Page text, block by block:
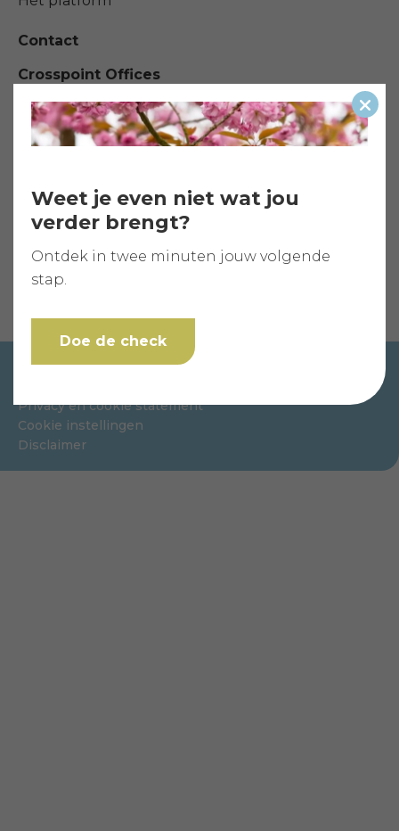
Contact
Crosspoint Offices
Jonckerweg 17
2201 DZ Noordwijk
071-240 04 14
Wij zoeken Lifecoaches!
Copyright 2026 Lifecoach.nl
Privacy en cookie statement
Cookie instellingen
Disclaimer
Weet je even niet wat jou
verder brengt?
Ontdek in twee minuten jouw volgende
stap.
Doe de check